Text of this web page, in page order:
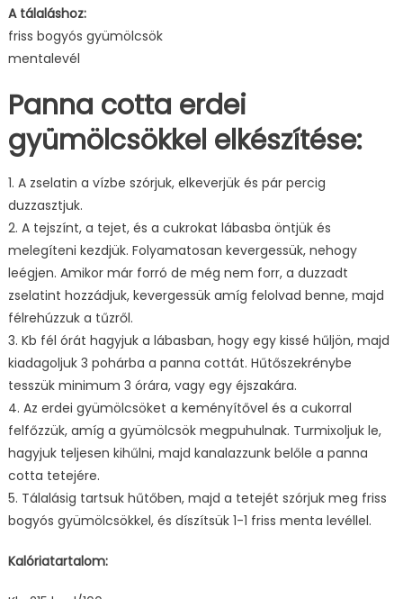
A tálaláshoz:
friss bogyós gyümölcsök
mentalevél
Panna cotta erdei
gyümölcsökkel elkészítése:
1. A zselatin a vízbe szórjuk, elkeverjük és pár percig
duzzasztjuk.
2. A tejszínt, a tejet, és a cukrokat lábasba öntjük és
melegíteni kezdjük. Folyamatosan kevergessük, nehogy
leégjen. Amikor már forró de még nem forr, a duzzadt
zselatint hozzádjuk, kevergessük amíg felolvad benne, majd
félrehúzzuk a tűzről.
3. Kb fél órát hagyjuk a lábasban, hogy egy kissé hűljön, majd
kiadagoljuk 3 pohárba a panna cottát. Hűtőszekrénybe
tesszük minimum 3 órára, vagy egy éjszakára.
4. Az erdei gyümölcsöket a keményítővel és a cukorral
felfőzzük, amíg a gyümölcsök megpuhulnak. Turmixoljuk le,
hagyjuk teljesen kihűlni, majd kanalazzunk belőle a panna
cotta tetejére.
5. Tálalásig tartsuk hűtőben, majd a tetejét szórjuk meg friss
bogyós gyümölcsökkel, és díszítsük 1-1 friss menta levéllel.
Kalóriatartalom: